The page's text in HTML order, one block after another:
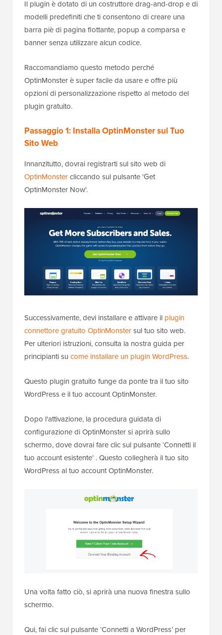
Il plugin è dotato di un costruttore drag-and-drop e di
modelli predefiniti che ti consentono di creare una
barra piè di pagina flottante, popup a comparsa e
banner senza utilizzare alcun codice.
Raccomandiamo questo metodo perché
OptinMonster è super facile da usare e offre più
opzioni di personalizzazione rispetto al metodo del
plugin gratuito.
Passaggio 1: Installa OptinMonster sul Tuo
Sito Web
Innanzitutto, dovrai registrarti sul sito web di
OptinMonstercliccando sul pulsante 'Get
OptinMonster Now'.
Successivamente, devi installare e attivare il plugin
connettore gratuito OptinMonstersul tuo sito web.
Per ulteriori istruzioni, consulta la nostra guida per
principianti su come installare un plugin WordPress.
Questo plugin gratuito funge da ponte tra il tuo sito
WordPress e il tuo account OptinMonster.
Dopo l'attivazione, la procedura guidata di
configurazione di OptinMonster si aprirà sullo
schermo, dove dovrai fare clic sul pulsante ‘Connetti il
tuo account esistente’ . Questo collegherà il tuo sito
WordPress al tuo account OptinMonster.
Una volta fatto ciò, si aprirà una nuova finestra sullo
schermo.
Qui, fai clic sul pulsante ‘Connetti a WordPress’ per